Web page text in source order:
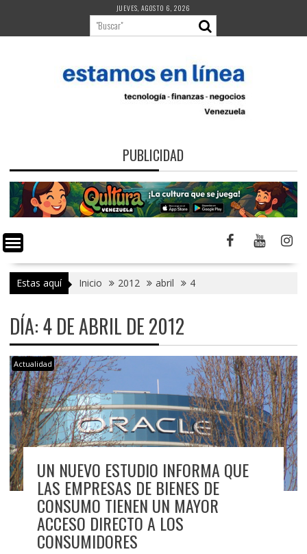
contenido
JUEVES, AGOSTO 6, 2026
PUBLICIDAD
Estas aquí Inicio 2012 abril 4
DÍA:4 DE ABRIL DE 2012
Actualidad
UN NUEVO ESTUDIO INFORMA QUE
LAS EMPRESAS DE BIENES DE
CONSUMO TIENEN UN MAYOR
ACCESO DIRECTO A LOS
CONSUMIDORES